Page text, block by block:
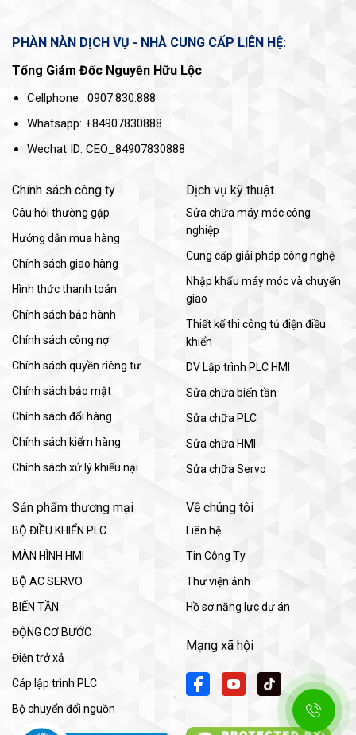
PHÀN NÀN DỊCH VỤ - NHÀ CUNG CẤP LIÊN HỆ:
Tổng Giám Đốc Nguyễn Hữu Lộc
Cellphone : 0907.830.888
Whatsapp: +84907830888
Wechat ID: CEO_84907830888
Chính sách công ty
Câu hỏi thường gặp
Hướng dẫn mua hàng
Chính sách giao hàng
Hình thức thanh toán
Chính sách bảo hành
Chính sách công nợ
Chính sách quyền riêng tư
Chính sách bảo mật
Chính sách đổi hàng
Chính sách kiểm hàng
Chính sách xử lý khiếu nại
Dịch vụ kỹ thuật
Sửa chữa máy móc công
nghiệp
Cung cấp giải pháp công nghệ
Nhập khẩu máy móc và chuyển
giao
Thiết kế thi công tủ điện điều
khiển
DV Lập trình PLC HMI
Sửa chữa biến tần
Sửa chữa PLC
Sửa chữa HMI
Sửa chữa Servo
Sản phẩm thương mại
BỘ ĐIỀU KHIỂN PLC
MÀN HÌNH HMI
BỘ AC SERVO
BIẾN TẦN
ĐỘNG CƠ BƯỚC
Điện trở xả
Cáp lập trình PLC
Bộ chuyển đổi nguồn
Về chúng tôi
Liên hệ
Tin Công Ty
Thư viện ảnh
Hồ sơ năng lực dự án
Mạng xã hội